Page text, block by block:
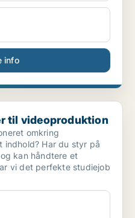
info
til videoproduktion
omkring
Har du styr på
kan håndtere et
vi det perfekte studiejob